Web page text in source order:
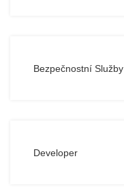
Bezpečnostní Služby
Developer